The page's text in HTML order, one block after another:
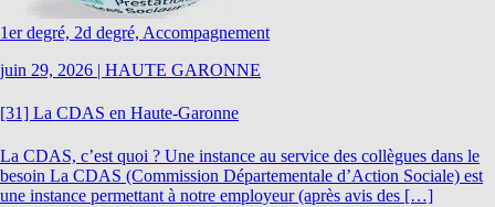
1er degré, 2d degré, Accompagnement
juin 29, 2026 | HAUTE GARONNE
[31] La CDAS en Haute-Garonne
La CDAS, c’est quoi ? Une instance au service des collègues dans le
besoin La CDAS (Commission Départementale d’Action Sociale) est
une instance permettant à notre employeur (après avis des […]